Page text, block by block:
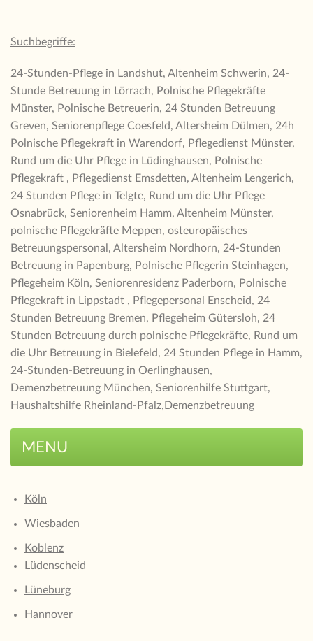
Suchbegriffe:
24-Stunden-Pflege in Landshut, Altenheim Schwerin, 24-
Stunde Betreuung in Lörrach, Polnische Pflegekräfte
Münster, Polnische Betreuerin, 24 Stunden Betreuung
Greven, Seniorenpflege Coesfeld, Altersheim Dülmen, 24h
Polnische Pflegekraft in Warendorf, Pflegedienst Münster,
Rund um die Uhr Pflege in Lüdinghausen, Polnische
Pflegekraft , Pflegedienst Emsdetten, Altenheim Lengerich,
24 Stunden Pflege in Telgte, Rund um die Uhr Pflege
Osnabrück, Seniorenheim Hamm, Altenheim Münster,
polnische Pflegekräfte Meppen, osteuropäisches
Betreuungspersonal, Altersheim Nordhorn, 24-Stunden
Betreuung in Papenburg, Polnische Pflegerin Steinhagen,
Pflegeheim Köln, Seniorenresidenz Paderborn, Polnische
Pflegekraft in Lippstadt , Pflegepersonal Enscheid, 24
Stunden Betreuung Bremen, Pflegeheim Gütersloh, 24
Stunden Betreuung durch polnische Pflegekräfte, Rund um
die Uhr Betreuung in Bielefeld, 24 Stunden Pflege in Hamm,
24-Stunden-Betreuung in Oerlinghausen,
Demenzbetreuung München, Seniorenhilfe Stuttgart,
Haushaltshilfe Rheinland-Pfalz,Demenzbetreuung
MENU
Köln
Wiesbaden
Koblenz
Lüdenscheid
Lüneburg
Hannover